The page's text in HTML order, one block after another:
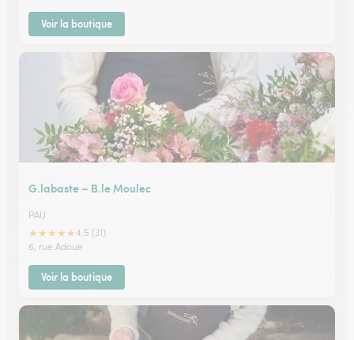
Voir la boutique
G.labaste – B.le Moulec
PAU
★★★★★4.5 (31)
6, rue Adoue
Voir la boutique